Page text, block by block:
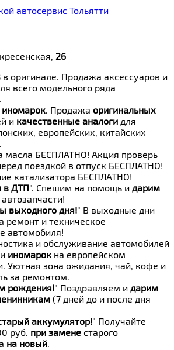
автосервис Тольятти
26
в оригинале. Продажа аксессуаров и
всего модельного ряда
иномарок. Продажа оригинальных
и качественные аналоги для
европейских, китайских
масла БЕСПЛАТНО! Акция проверь
поездкой в отпуск БЕСПЛАТНО!
катализатора БЕСПЛАТНО!
в ДТП". Спешим на помощь и дарим
выходного дня!" В выходные дни
ремонт и техническое
автомобиля!
и обслуживание автомобилей
иномарок на европейском
Уютная зона ожидания, чай, кофе и
за ремонтом.
рождения!" Поздравляем и дарим
(7 дней до и после дня
аккумулятор!" Получайте
руб. при замене старого
на новый.